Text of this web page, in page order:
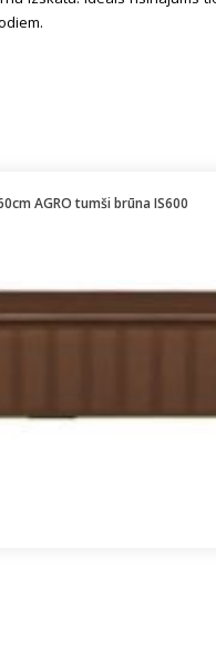
AGRO tumši brūna IS600